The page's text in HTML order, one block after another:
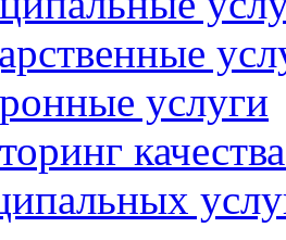
услуги